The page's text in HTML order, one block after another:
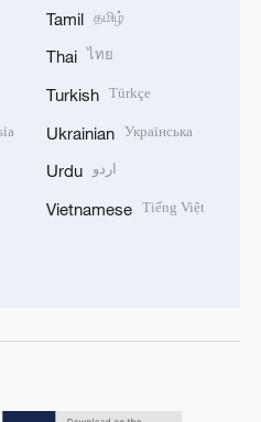
Tamil தமிழ்
Thai ไทย
Turkish Türkçe
Ukrainian Українська
Urdu اردو
Vietnamese Tiếng Việt